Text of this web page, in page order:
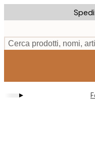
to
content.
Cerca prodotti, nomi,
▸